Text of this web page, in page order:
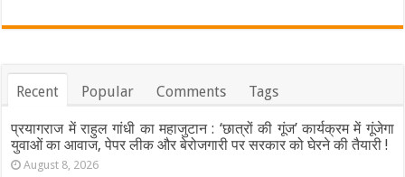
Recent Popular Comments Tags
प्रयागराज में राहुल गांधी का महाजुटान : ‘छात्रों की गूंज’ कार्यक्रम में गूंजेगा
युवाओं का आवाज, पेपर लीक और बेरोजगारी पर सरकार को घेरने की तैयारी !
August 8, 2026